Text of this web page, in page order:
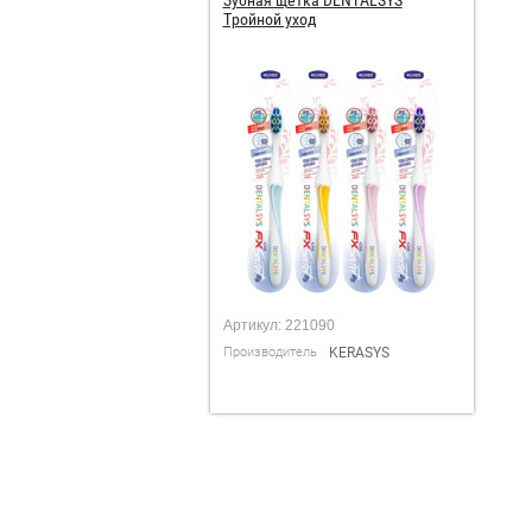
Тройной уход
Артикул:221090
Производитель KERASYS